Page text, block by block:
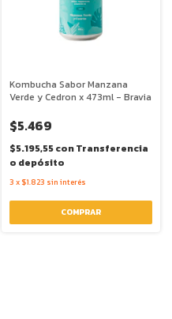
Kombucha Sabor Manzana
Verde y Cedron x 473ml - Bravia
$5.469
$5.195,55conTransferencia
o depósito
3 x $1.823 sin interés